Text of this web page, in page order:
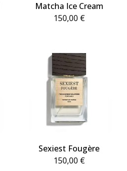
Matcha Ice Cream
150,00 €
Sexiest Fougère
150,00 €